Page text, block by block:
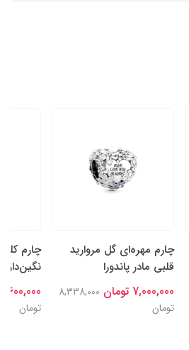
چارم مهره‌ای گل‌ مروارید
قلبی مادر پاندورا
7,000,000 تومان
8,338,000
تومان
چارم
نگین‌دار
7,600,000
تومان